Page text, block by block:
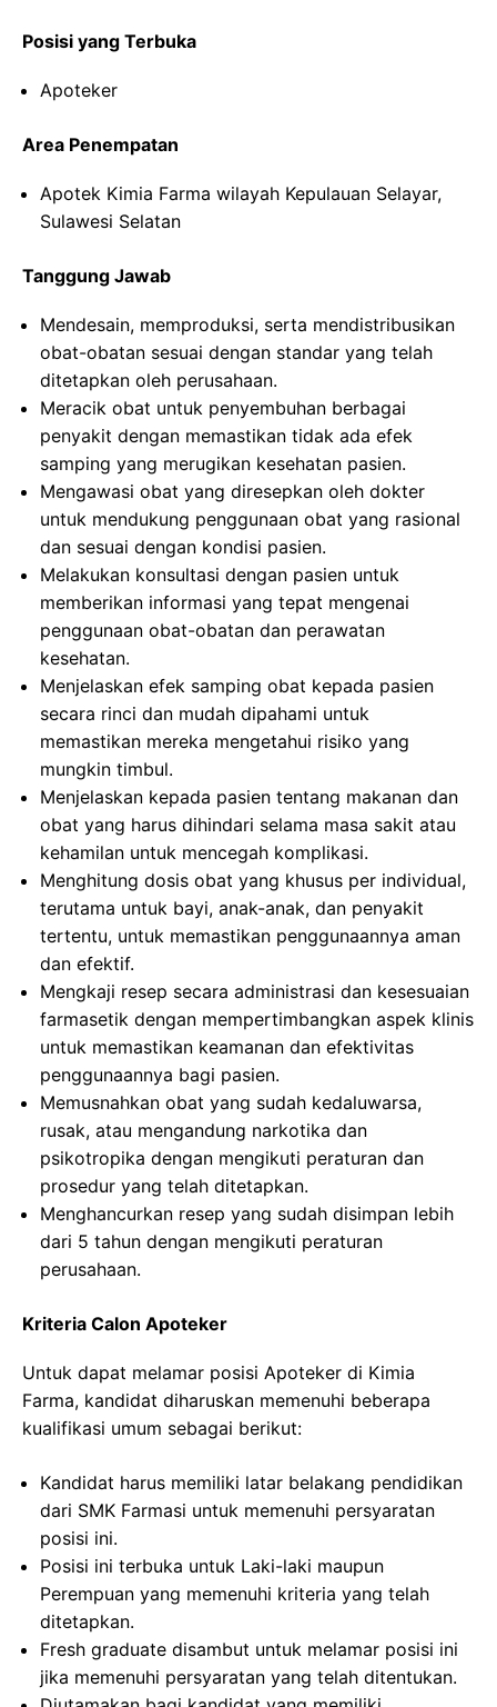
Posisi yang Terbuka
Apoteker
Area Penempatan
Apotek Kimia Farma wilayah Kepulauan Selayar,
Sulawesi Selatan
Tanggung Jawab
Mendesain, memproduksi, serta mendistribusikan
obat-obatan sesuai dengan standar yang telah
ditetapkan oleh perusahaan.
Meracik obat untuk penyembuhan berbagai
penyakit dengan memastikan tidak ada efek
samping yang merugikan kesehatan pasien.
Mengawasi obat yang diresepkan oleh dokter
untuk mendukung penggunaan obat yang rasional
dan sesuai dengan kondisi pasien.
Melakukan konsultasi dengan pasien untuk
memberikan informasi yang tepat mengenai
penggunaan obat-obatan dan perawatan
kesehatan.
Menjelaskan efek samping obat kepada pasien
secara rinci dan mudah dipahami untuk
memastikan mereka mengetahui risiko yang
mungkin timbul.
Menjelaskan kepada pasien tentang makanan dan
obat yang harus dihindari selama masa sakit atau
kehamilan untuk mencegah komplikasi.
Menghitung dosis obat yang khusus per individual,
terutama untuk bayi, anak-anak, dan penyakit
tertentu, untuk memastikan penggunaannya aman
dan efektif.
Mengkaji resep secara administrasi dan kesesuaian
farmasetik dengan mempertimbangkan aspek klinis
untuk memastikan keamanan dan efektivitas
penggunaannya bagi pasien.
Memusnahkan obat yang sudah kedaluwarsa,
rusak, atau mengandung narkotika dan
psikotropika dengan mengikuti peraturan dan
prosedur yang telah ditetapkan.
Menghancurkan resep yang sudah disimpan lebih
dari 5 tahun dengan mengikuti peraturan
perusahaan.
Kriteria Calon Apoteker
Untuk dapat melamar posisi Apoteker di Kimia
Farma, kandidat diharuskan memenuhi beberapa
kualifikasi umum sebagai berikut:
Kandidat harus memiliki latar belakang pendidikan
dari SMK Farmasi untuk memenuhi persyaratan
posisi ini.
Posisi ini terbuka untuk Laki-laki maupun
Perempuan yang memenuhi kriteria yang telah
ditetapkan.
Fresh graduate disambut untuk melamar posisi ini
jika memenuhi persyaratan yang telah ditentukan.